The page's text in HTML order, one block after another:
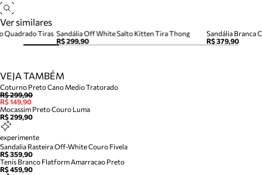
Ver similares
Sandália Off White Salto Kitten Tira Thong
R$ 299,90
Sandália Branca
R$ 379,90
Quadrado Tiras
VEJA TAMBÉM
Coturno Preto Cano Medio Tratorado
R$ 299,90
R$ 149,90
Mocassim Preto Couro Luma
R$ 299,90
experimente
Sandalia Rasteira Off-White Couro Fivela
R$ 359,90
Tenis Branco Flatform Amarracao Preto
R$ 459,90